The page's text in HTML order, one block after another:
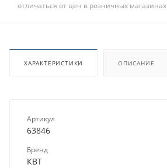
отличаться от цен в розничных магазинах
ХАРАКТЕРИСТИКИ ОПИСАНИЕ
Артикул
63846
Бренд
КВТ